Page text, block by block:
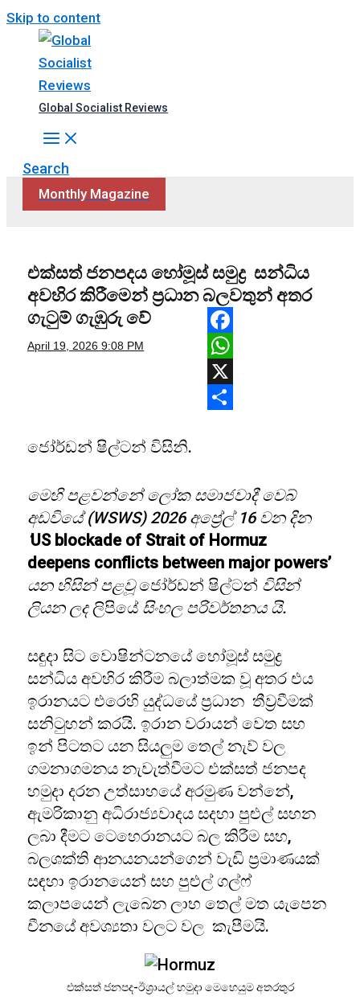
Skip to content
Global Socialist Reviews
Search
Monthly Magazine
එක්සත් ජනපදය හෝමූස් සමුද්‍ර සන්ධිය
අවහිර කිරීමෙන් ප්‍රධාන බලවතුන් අතර
ගැටුම් ගැඹුරු වේ
April 19, 2026 9:08 PM
Facebook
WhatsApp
X
ජෝර්ඩන් ෂිල්ටන් විසිනි.
මෙහි පළවන්නේ ලෝක සමාජවාදී වෙබ්
අඩවියේ (WSWS) 2026 අප්‍රේල් 16 වන දින
‘US blockade of Strait of Hormuz
deepens conflicts between major powers’
යන හිසින් පළවූජෝර්ඩන් ෂිල්ටන් විසින්
ලියන ලදලිපියේසිංහල පරිවර්තනය යි.
සඳුදා සිට වොෂින්ටනයේ හෝමූස් සමුද්‍ර
සන්ධිය අවහිර කිරීම බලාත්මක වූ අතර එය
ඉරානයට එරෙහි යුද්ධයේ ප්‍රධාන තීව්‍රවීමක්
සනිටුහන් කරයි. ඉරාන වරායන් වෙත සහ
ඉන් පිටතට යන සියලුම තෙල් නැව් වල
ගමනාගමනය නැවැත්වීමට එක්සත් ජනපද
හමුදා දරන උත්සාහයේ අරමුණ වන්නේ,
ඇමරිකානු අධිරාජ්‍යවාදය සදහා පුළුල් සහන
ලබා දීමට ටෙහෙරානයට බල කිරීම සහ,
බලශක්ති ආනයනයන්ගෙන් වැඩි ප්‍රමාණයක්
සඳහා ඉරානයෙන් සහ පුළුල් ගල්ෆ්
කලාපයෙන් ලැබෙන ලාභ තෙල් මත යැපෙන
චීනයේ අවශ්‍යතා වලට වල කැපීමයි.
එක්සත් ජනපද-ඊශ්‍රායල් හමුදා මෙහෙයුම අතරතුර